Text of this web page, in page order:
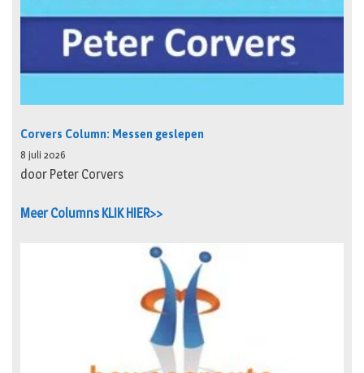
Corvers Column: Messen geslepen
8 juli 2026
door Peter Corvers
Meer Columns KLIK HIER>>